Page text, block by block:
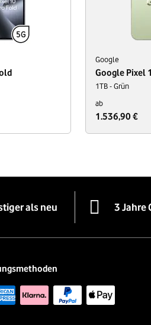
Google
Google Pixel
1TB - Grün
ab
1.536,90 €
als neu 3 Jahre